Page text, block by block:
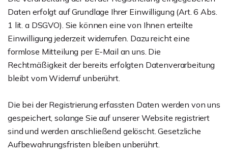
Daten erfolgt auf Grundlage Ihrer Einwilligung (Art. 6 Abs.
1 lit. a DSGVO). Sie können eine von Ihnen erteilte
Einwilligung jederzeit widerrufen. Dazu reicht eine
formlose Mitteilung per E-Mail an uns. Die
Rechtmäßigkeit der bereits erfolgten Datenverarbeitung
bleibt vom Widerruf unberührt.
Die bei der Registrierung erfassten Daten werden von uns
gespeichert, solange Sie auf unserer Website registriert
sind und werden anschließend gelöscht. Gesetzliche
Aufbewahrungsfristen bleiben unberührt.